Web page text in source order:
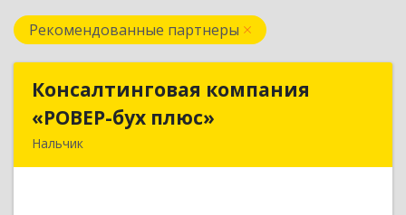
Рекомендованные партнеры
Консалтинговая компания
«РОВЕР-бух плюс»
Нальчик
Консалтинговая компания
«РОВЕР-бух плюс»